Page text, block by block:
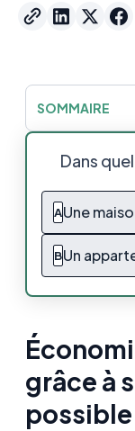
Dans
AUne
BUn
grâce à
possible
SOMMAIRE
c’est
Pour
Où
Mais alors,
Ce que